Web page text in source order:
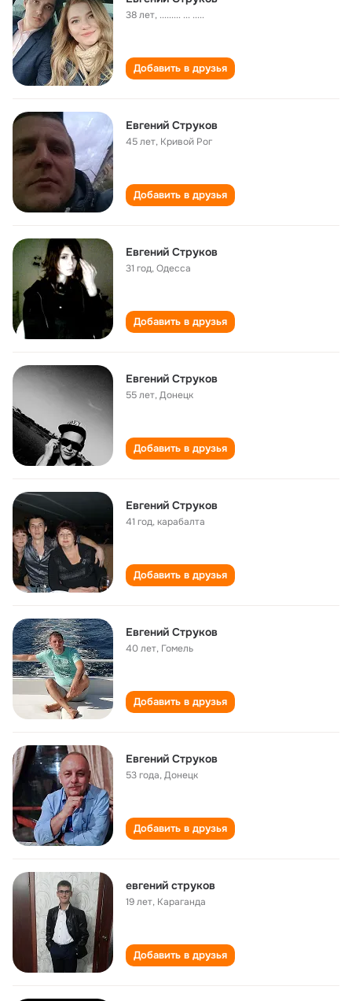
38 лет, ......... ... .....
Добавить в друзья
Евгений Струков
45 лет, Кривой Рог
Добавить в друзья
Евгений Струков
31 год,Одесса
Добавить в друзья
Евгений Струков
55 лет,Донецк
Добавить в друзья
Евгений Струков
41 год,карабалта
Добавить в друзья
Евгений Струков
40 лет, Гомель
Добавить в друзья
Евгений Струков
53 года,Донецк
Добавить в друзья
евгений струков
19 лет, Караганда
Добавить в друзья